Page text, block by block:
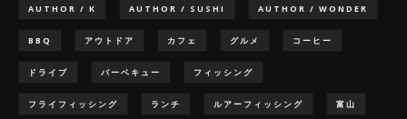
AUTHOR / K AUTHOR / SUSHI AUTHOR / WONDER
BBQ アウトドア カフェ グルメ コーヒー
ドライブ バーベキュー フィッシング
フライフィッシング ランチ ルアーフィッシング 富山